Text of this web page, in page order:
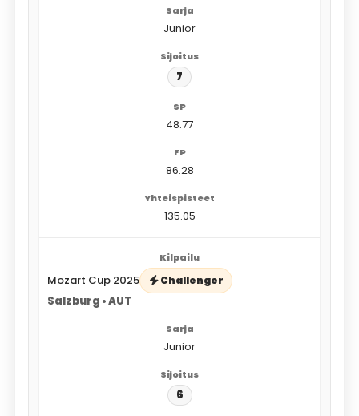
Junior
7
48.77
86.28
135.05
Mozart Cup 2025 Challenger
Salzburg • AUT
Junior
6